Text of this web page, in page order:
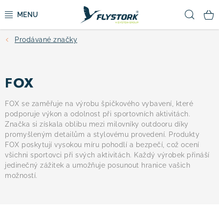
na
CYKLISTIKA
KOLOBĚŽKY
OBLEČENÍ A BOTY
DOPLŇKY
Prodávané značky
FOX
FOX se zaměřuje na výrobu špičkového vybavení, které
podporuje výkon a odolnost při sportovních aktivitách.
Značka si získala oblibu mezi milovníky outdooru díky
promyšleným detailům a stylovému provedení. Produkty
FOX poskytují vysokou míru pohodlí a bezpečí, což ocení
všichni sportovci při svých aktivitách. Každý výrobek přináší
jedinečný zážitek a umožňuje posunout hranice vašich
možností.